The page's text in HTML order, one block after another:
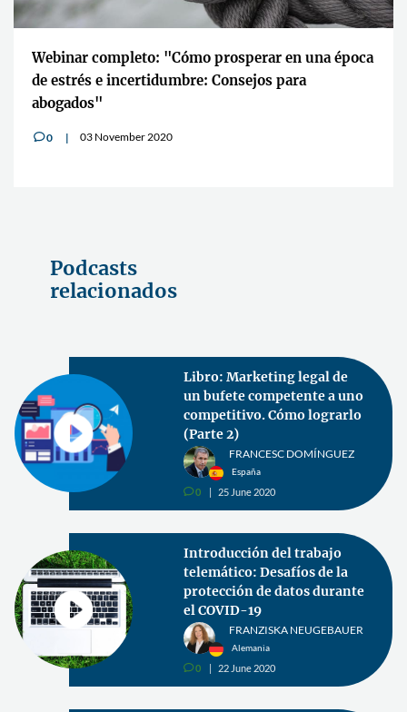
Webinar completo: "Cómo prosperar en una época
de estrés e incertidumbre: Consejos para
abogados"
v0 03 November 2020
Podcasts
relacionados
Libro: Marketing legal de
un bufete competente a uno
competitivo. Cómo lograrlo
(Parte 2)
FRANCESC DOMÍNGUEZ
España
v0 25 June 2020
Introducción del trabajo
telemático: Desafíos de la
protección de datos durante
el COVID-19
FRANZISKA NEUGEBAUER
Alemania
v0 22 June 2020